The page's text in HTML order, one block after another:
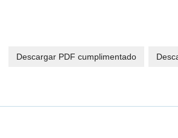
Descargar PDF cumplimentado